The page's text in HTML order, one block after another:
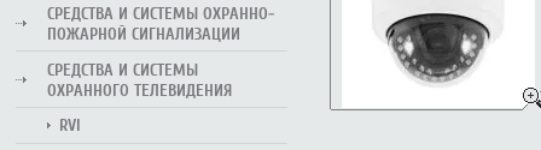
СРЕДСТВА И СИСТЕМЫ ОХРАННО-
ПОЖАРНОЙ СИГНАЛИЗАЦИИ
СРЕДСТВА И СИСТЕМЫ
ОХРАННОГО ТЕЛЕВИДЕНИЯ
RVI